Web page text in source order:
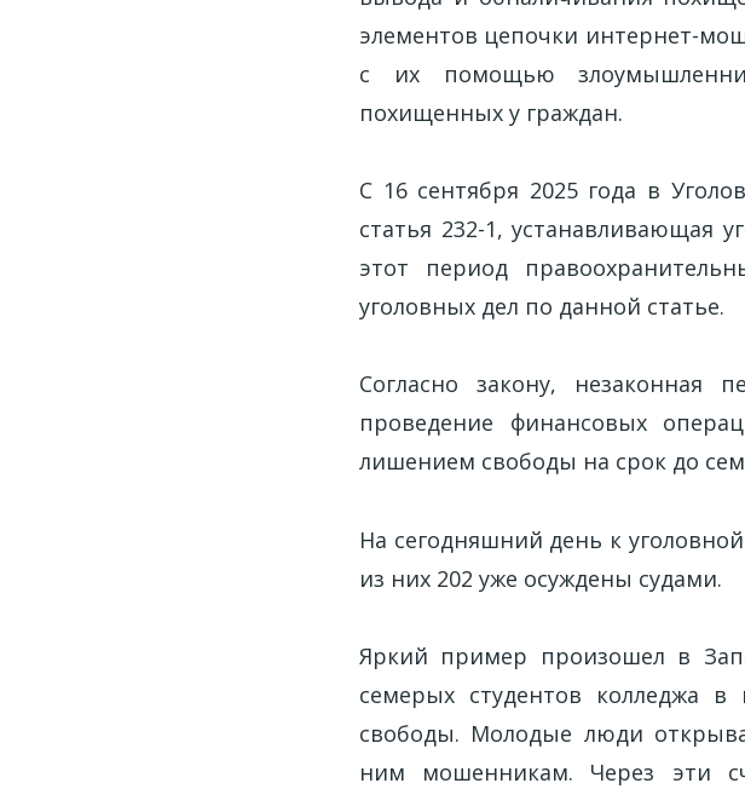
элементов цепочки интернет-
с их помощью
похищенных у граждан.
С 16 сентября 2025 года в
статья 232-1, устанавливающая
этот период
уголовных дел по данной статье.
Согласно закону, незаконная
проведение финансовых
лишением свободы на срок до
На сегодняшний день к
из них 202 уже осуждены судами.
Яркий пример произошел в
семерых студентов колледжа
свободы. Молодые люди
ним мошенникам. Через эти